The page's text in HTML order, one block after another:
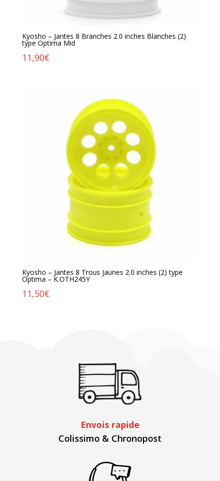
Kyosho – Jantes 8 Branches 2.0 inches Blanches (2)
type Optima Mid
11,90€
Kyosho – Jantes 8 Trous Jaunes 2.0 inches (2) type
Optima – K.OTH245Y
11,50€
Envois rapide
Colissimo & Chronopost